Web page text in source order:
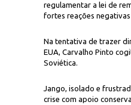
regulamentar a lei de
fortes reações
Na tentativa de trazer
EUA, Carvalho Pinto
Soviética.
Jango, isolado e
crise com apoio